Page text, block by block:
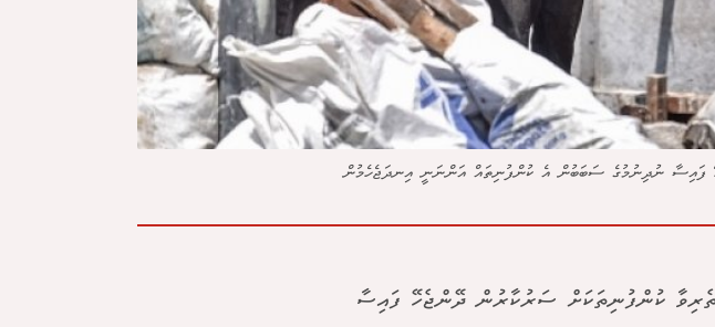
ފައިސާ ނުދިނުމުގެ ސަބަބުން އެ ކުންފުނިތައް އަންނަނީ އިނދަޖެހެމުން
ކުންފުނިތަކަށް ސަރުކާރުން ދޭންޖެހޭ ފައިސާ